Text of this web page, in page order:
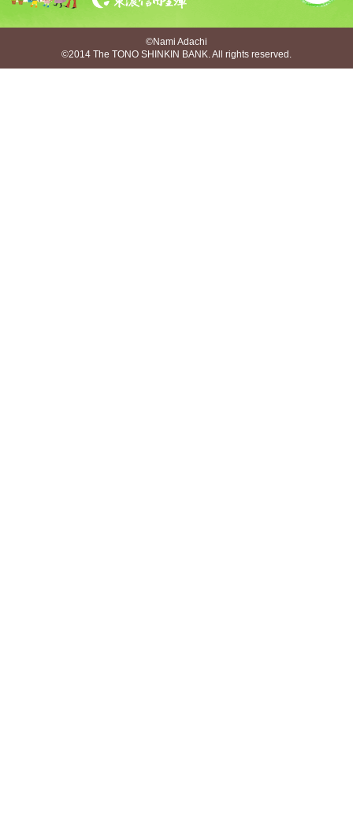
©Nami Adachi
©2014 The TONO SHINKIN BANK. All rights reserved.